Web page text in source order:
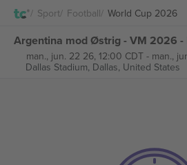
Sport Football World Cup 2026
man., jun. 22 26, 12:00 CDT- man.,
Dallas Stadium, Dallas, United States